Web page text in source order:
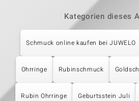
Kategorien dieses
Schmuck online kaufen bei JUWELO
Ohrringe Rubinschmuck
Rubin Ohrringe Geburtsstein Juli